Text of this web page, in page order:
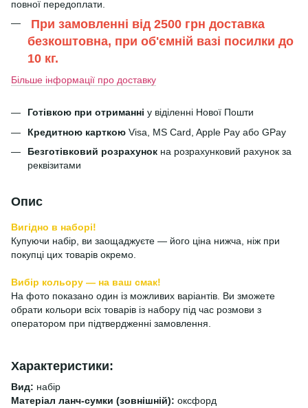
повної передоплати.
При замовленні від 2500 грн доставка
безкоштовна, при об'ємній вазі посилки до
10 кг.
Більше інформації про доставку
Готівкою при отриманні у віділенні Нової Пошти
Кредитною карткою Visa, MS Card, Apple Pay або GPay
Безготівковий розрахунок на розрахунковий рахунок за
реквізитами
Опис
Вигідно в наборі!
Купуючи набір, ви заощаджуєте — його ціна нижча, ніж при
покупці цих товарів окремо.
Вибір кольору — на ваш смак!
На фото показано один із можливих варіантів. Ви зможете
обрати кольори всіх товарів із набору під час розмови з
оператором при підтвердженні замовлення.
Характеристики:
Вид: набір
Матеріал ланч-сумки (зовнішній): оксфорд